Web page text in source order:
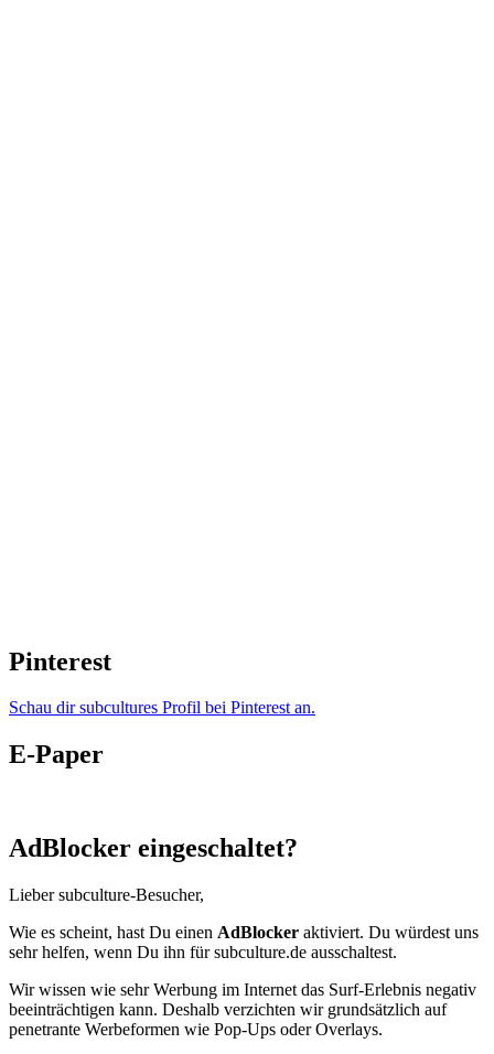
Pinterest
Schau dir subcultures Profil bei Pinterest an.
E-Paper
AdBlocker eingeschaltet?
Lieber subculture-Besucher,
Wie es scheint, hast Du einen AdBlocker aktiviert. Du würdest uns
sehr helfen, wenn Du ihn für subculture.de ausschaltest.
Wir wissen wie sehr Werbung im Internet das Surf-Erlebnis negativ
beeinträchtigen kann. Deshalb verzichten wir grundsätzlich auf
penetrante Werbeformen wie Pop-Ups oder Overlays.